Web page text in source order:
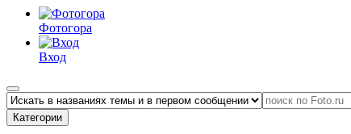
Фотогора
Вход
Категории